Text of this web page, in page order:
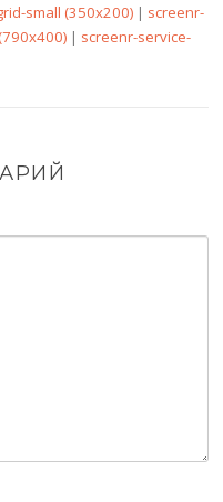
small (350x200) | screenr-
| screenr-service-